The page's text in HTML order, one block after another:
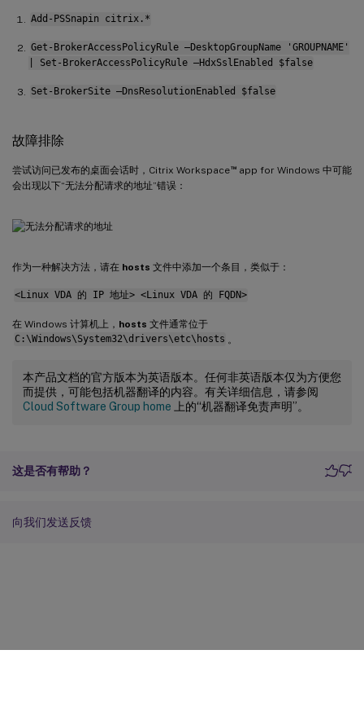
Add-PSSnapin citrix.*
Get-BrokerAccessPolicyRule –DesktopGroupName 'GROUPNAME'
| Set-BrokerAccessPolicyRule –HdxSslEnabled $false
Set-BrokerSite –DnsResolutionEnabled $false
故障排除
尝试访问已发布的桌面会话时，Citrix Workspace™app for Windows 中可能
会出现以下“无法分配请求的地址”错误：
作为一种解决方法，请在 hosts 文件中添加一个条目，类似于：
<Linux VDA 的 IP 地址> <Linux VDA 的 FQDN>
在 Windows 计算机上， hosts 文件通常位于
C:\Windows\System32\drivers\etc\hosts 。
本产品文档的官方版本为英语版本。任何非英语版本仅为方便您
而提供，可能包括机器翻译的内容。有关详细信息，请参阅
Cloud Software Group home 上的“机器翻译免责声明”。
这是否有帮助？
向我们发送反馈